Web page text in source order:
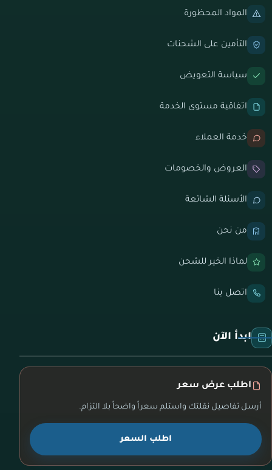
المواد المحظورة
التأمين على الشحنات
سياسة التعويض
اتفاقية مستوى الخدمة
خدمة العملاء
العروض والخصومات
الأسئلة الشائعة
من نحن
لماذا الخير للشحن
اتصل بنا
ابدأ الآن
اطلب عرض سعر
أرسل تفاصيل نقلتك واستلم سعراً واضحاً بلا التزام.
اطلب السعر